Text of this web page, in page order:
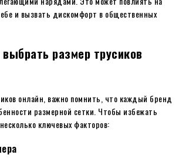
и вызвать дискомфорт в общественных
размер трусиков
онлайн, важно помнить, что каждый бренд
размерной сетки. Чтобы избежать
ключевых факторов: